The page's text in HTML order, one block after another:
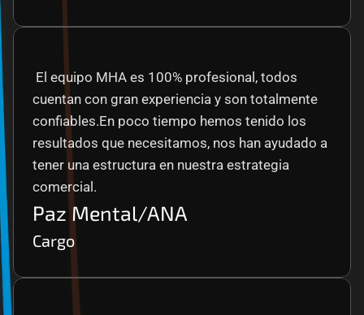
cuentan con gran experiencia y son totalmente
confiables.En poco tiempo hemos tenido los
resultados que necesitamos, nos han ayudado a
tener una estructura en nuestra estrategia
comercial.
Paz Mental/ANA
Cargo